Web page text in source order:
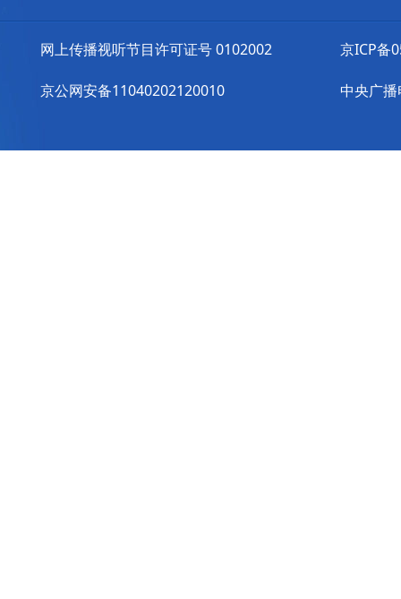
网上传播视听节目许可证号 0102002
京公网安备11040202120010
京ICP备
中央广